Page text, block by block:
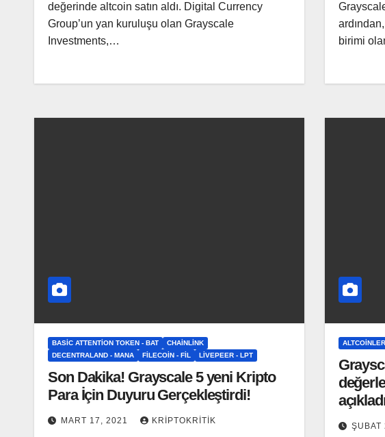
değerinde altcoin satın aldı. Digital Currency
Group’un yan kuruluşu olan Grayscale
Investments,…
birimi
BASIC ATTENTION TOKEN - BAT
CHAINLINK
DECENTRALAND - MANA
FILECOIN - FIL LIVEPEER - LPT
Son Dakika! Grayscale 5 yeni Kripto
Para İçin Duyuru Gerçekleştirdi!
MART 17, 2021 KRIPTOKRITIK
ŞUBAT